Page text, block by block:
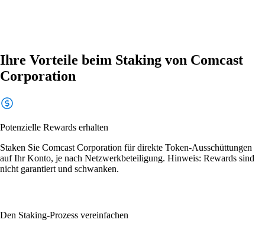
Ihre Vorteile beim Staking von Comcast
Corporation
Potenzielle Rewards erhalten
Staken Sie Comcast Corporation für direkte Token-Ausschüttungen
auf Ihr Konto, je nach Netzwerkbeteiligung. Hinweis: Rewards sind
nicht garantiert und schwanken.
Den Staking-Prozess vereinfachen